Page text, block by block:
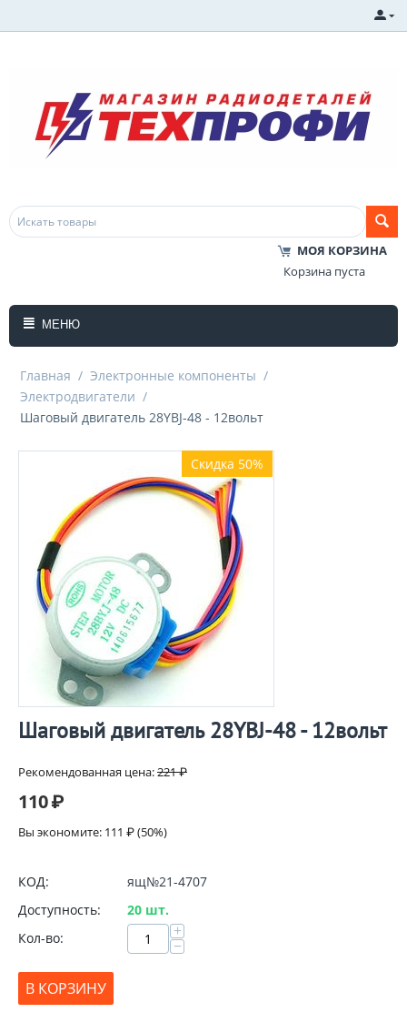
МОЯ КОРЗИНА
Корзина пуста
МЕНЮ
Главная / Электронные компоненты /
Электродвигатели /
Шаговый двигатель 28YBJ-48 - 12вольт
Скидка 50%
Шаговый двигатель 28YBJ-48 - 12вольт
Рекомендованная цена:221₽
110₽
Вы экономите: 111 ₽(50%)
КОД:
ящ№21-4707
Доступность:
20 шт.
Кол-во:
+
−
В КОРЗИНУ